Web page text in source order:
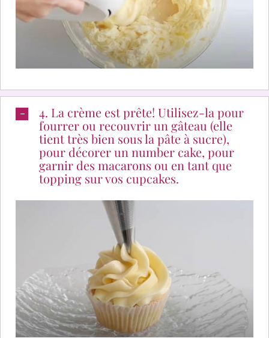
4. La crème est prête! Utilisez-la pour
fourrer ou recouvrir un gâteau (elle
tient très bien sous la pâte à sucre),
pour décorer un number cake, pour
garnir des macarons ou en tant que
topping sur vos cupcakes.